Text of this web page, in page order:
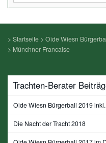
> Startseite > Oide Wiesn
> Münchner Francaise
Trachten-Berater
Oide Wiesn Bürgerball 2019
Die Nacht der Tracht 2018